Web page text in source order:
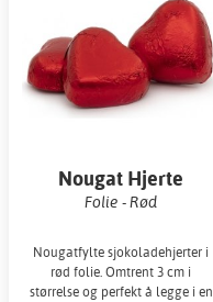
Nougat Hjerte
Folie - Rød
Nougatfylte sjokoladehjerter i
rød folie. Omtrent 3 cm i
størrelse og perfekt å legge i en